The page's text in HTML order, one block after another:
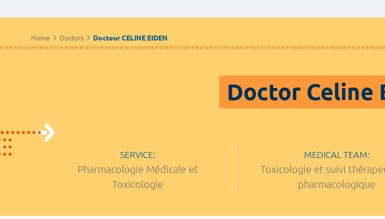
Home Doctors Docteur CELINE EIDEN
Doctor Celine
SERVICE:
Pharmacologie Médicale et
Toxicologie
MEDICAL TEAM:
Toxicologie et suivi
pharmacologique